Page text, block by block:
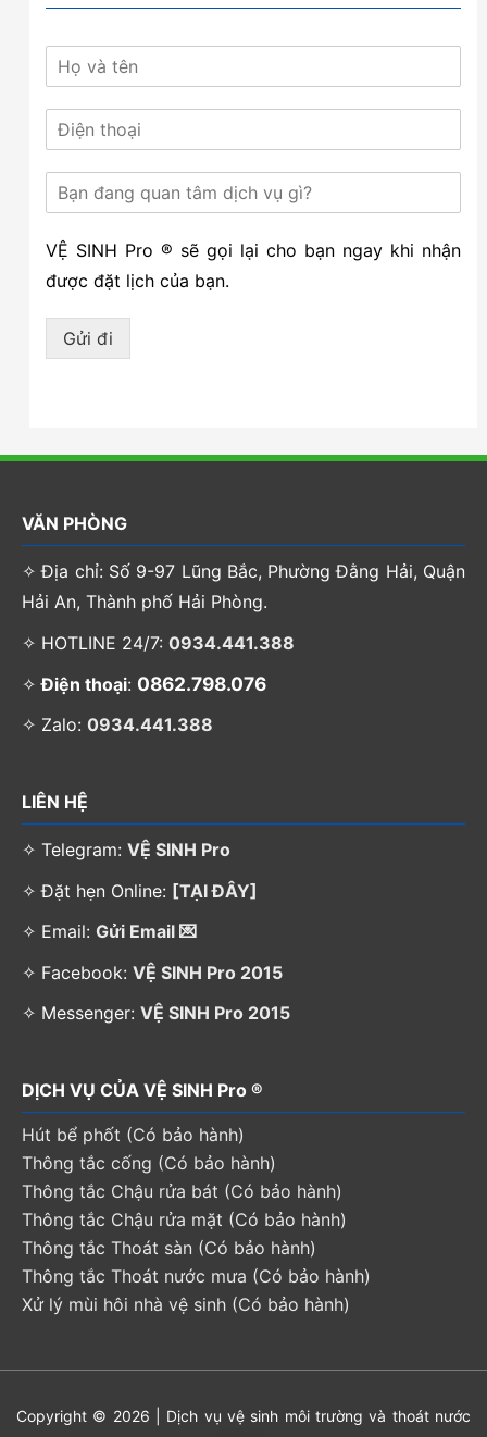
VỆ SINH Pro ® sẽ gọi lại cho bạn ngay khi nhận
được đặt lịch của bạn.
Gửi đi
VĂN PHÒNG
✧ Địa chỉ: Số 9-97 Lũng Bắc, Phường Đằng Hải, Quận
Hải An, Thành phố Hải Phòng.
✧ HOTLINE 24/7: 0934.441.388
✧Điện thoại: 0862.798.076
✧ Zalo: 0934.441.388
LIÊN HỆ
✧ Telegram: VỆ SINH Pro
✧ Đặt hẹn Online: [TẠI ĐÂY]
✧ Email: Gửi Email 💌
✧ Facebook: VỆ SINH Pro 2015
✧ Messenger: VỆ SINH Pro 2015
DỊCH VỤ CỦA VỆ SINH Pro ®
Hút bể phốt (Có bảo hành)
Thông tắc cống (Có bảo hành)
Thông tắc Chậu rửa bát (Có bảo hành)
Thông tắc Chậu rửa mặt (Có bảo hành)
Thông tắc Thoát sàn (Có bảo hành)
Thông tắc Thoát nước mưa (Có bảo hành)
Xử lý mùi hôi nhà vệ sinh (Có bảo hành)
Copyright © 2026 | Dịch vụ vệ sinh môi trường và thoát nước